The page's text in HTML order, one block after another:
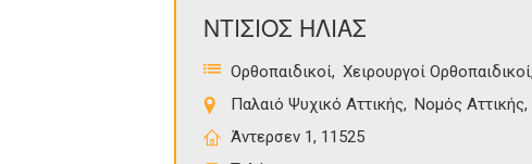
ΝΤΙΣΙΟΣ ΗΛΙΑΣ
Ορθοπαιδικοί Χειρουργοί Ορθοπαιδικοί
Παλαιό Ψυχικό Αττικής
Νομός Αττικής
Άντερσεν 1, 11525